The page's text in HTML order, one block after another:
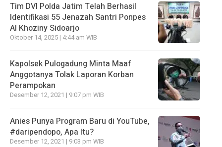
Tim DVI Polda Jatim Telah Berhasil
Identifikasi 55 Jenazah Santri Ponpes
Al Khoziny Sidoarjo
Oktober 14, 2025 | 4:44 am WIB
Kapolsek Pulogadung Minta Maaf
Anggotanya Tolak Laporan Korban
Perampokan
Desember 12, 2021 | 9:07 pm WIB
Anies Punya Program Baru di YouTube,
#daripendopo, Apa Itu?
Desember 12, 2021 | 9:03 pm WIB